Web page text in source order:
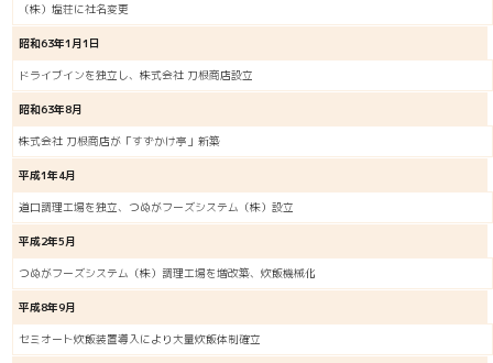
（株）塩荘に社名変更
昭和63年1月1日
ドライブインを独立し、株式会社 刀根商店設立
昭和63年8月
株式会社 刀根商店が「すずかけ亭」新築
平成1年4月
道口調理工場を独立、つぬがフーズシステム（株）設立
平成2年5月
つぬがフーズシステム（株）調理工場を増改築、炊飯機械化
平成8年9月
セミオート炊飯装置導入により大量炊飯体制確立